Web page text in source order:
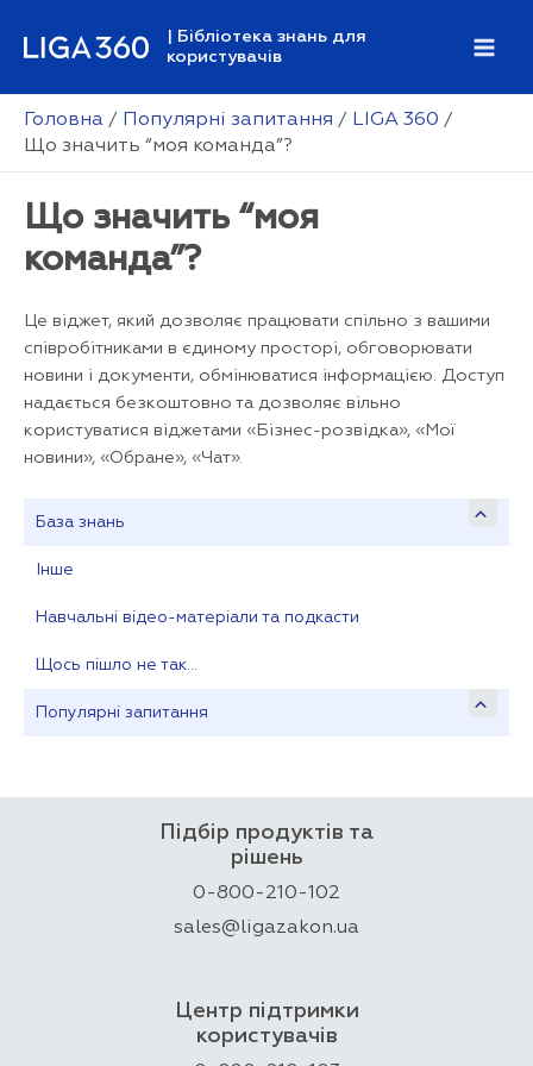
| Бібліотека знань для
користувачів
Головна Популярні запитання
LIGA 360
Що значить “моя команда”?
База знань
Інше
Навчальні відео-матеріали та подкасти
Щось пішло не так…
Популярні запитання
Що значить “моя
команда”?
Це віджет, який дозволяє працювати спільно з вашими
співробітниками в єдиному просторі, обговорювати
новини і документи, обмінюватися інформацією. Доступ
надається безкоштовно та дозволяє вільно
користуватися віджетами «Бізнес-розвідка», «Мої
новини», «Обране», «Чат».
Підбір продуктів та
рішень
0-800-210-102
sales@ligazakon.ua
Центр підтримки
користувачів